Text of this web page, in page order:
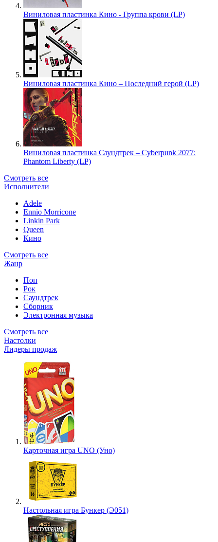
Виниловая пластинка Кино - Группа крови (LP)
Виниловая пластинка Кино – Последний герой (LP)
Виниловая пластинка Саундтрек – Cyberpunk 2077:
Phantom Liberty (LP)
Смотреть все
Исполнители
Adele
Ennio Morricone
Linkin Park
Queen
Кино
Смотреть все
Жанр
Поп
Рок
Саундтрек
Сборник
Электронная музыка
Смотреть все
Настолки
Лидеры продаж
Карточная игра UNO (Уно)
Настольная игра Бункер (Э051)